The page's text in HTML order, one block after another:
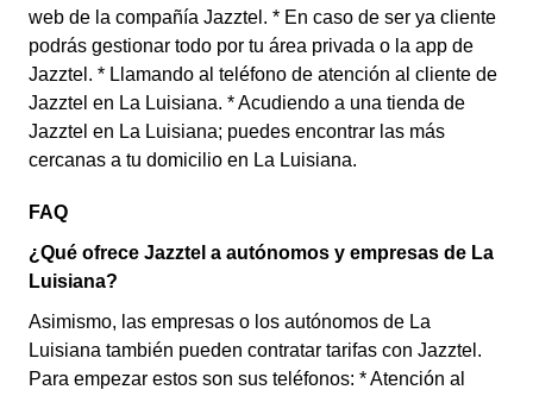
web de la compañía Jazztel. * En caso de ser ya cliente
podrás gestionar todo por tu área privada o la app de
Jazztel. * Llamando al teléfono de atención al cliente de
Jazztel en La Luisiana. * Acudiendo a una tienda de
Jazztel en La Luisiana; puedes encontrar las más
cercanas a tu domicilio en La Luisiana.
FAQ
¿Qué ofrece Jazztel a autónomos y empresas de La
Luisiana?
Asimismo, las empresas o los autónomos de La
Luisiana también pueden contratar tarifas con Jazztel.
Para empezar estos son sus teléfonos: * Atención al